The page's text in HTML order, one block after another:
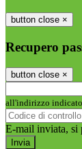
button close ×
Recupero
button close ×
all'indirizzo
E-mail inviata, si